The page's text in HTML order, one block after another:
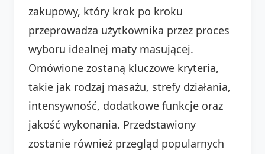
zakupowy, który krok po kroku
przeprowadza użytkownika przez proces
wyboru idealnej maty masującej.
Omówione zostaną kluczowe kryteria,
takie jak rodzaj masażu, strefy działania,
intensywność, dodatkowe funkcje oraz
jakość wykonania. Przedstawiony
zostanie również przegląd popularnych